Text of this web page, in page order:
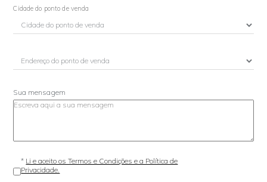
Cidade do ponto de venda
Sua mensagem
* Li e aceito os Termos e Condições e a Política de
Privacidade.